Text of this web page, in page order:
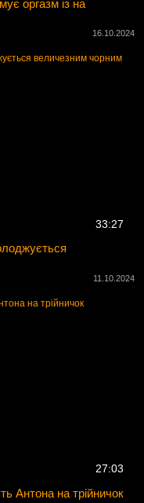
оргазм із на
16.10.2024
33:27
11.10.2024
27:03
Антона на трійничок